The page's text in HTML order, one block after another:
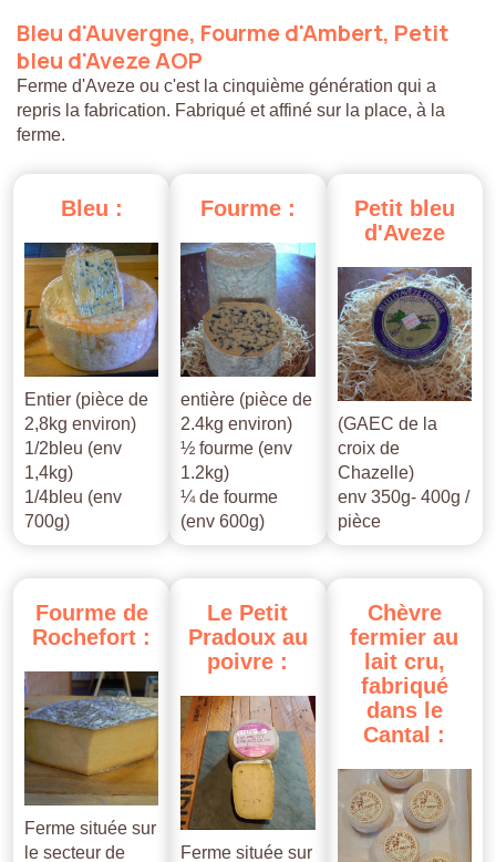
Bleu d'Auvergne, Fourmed'Ambert, Petit
bleu d'AvezeAOP
Ferme d'Aveze ou c'est la cinquième génération qui a
repris la fabrication. Fabriqué et affiné sur la place, à la
ferme.
Bleu :
Entier (pièce de
2,8kg environ)
1/2bleu (env
1,4kg)
1/4bleu (env
700g)
Fourme :
entière (pièce de
2.4kg environ)
½ fourme (env
1.2kg)
¼ de fourme
(env 600g)
Petit bleu
d'Aveze
(GAEC de la
croix de
Chazelle)
env 350g- 400g /
pièce
Fourme de
Rochefort :
Ferme située sur
le secteur de
Le Petit
Pradoux au
poivre :
Ferme située sur
Chèvre
fermier au
lait cru,
fabriqué
dans le
Cantal :